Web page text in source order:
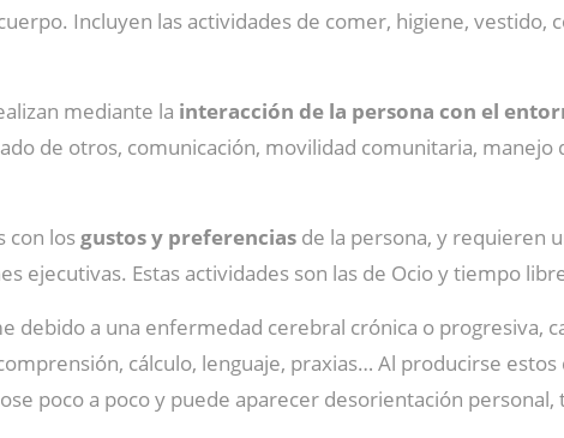
Incluyen las actividades de comer, higiene,
mediante la interacción de la persona con el
de otros, comunicación, movilidad comunitaria,
con los gustos y preferencias de la persona, y requieren
ejecutivas. Estas actividades son las de Ocio y tiempo
debido a una enfermedad cerebral crónica o progresiva,
cálculo, lenguaje, praxias… Al producirse
poco a poco y puede aparecer desorientación personal,